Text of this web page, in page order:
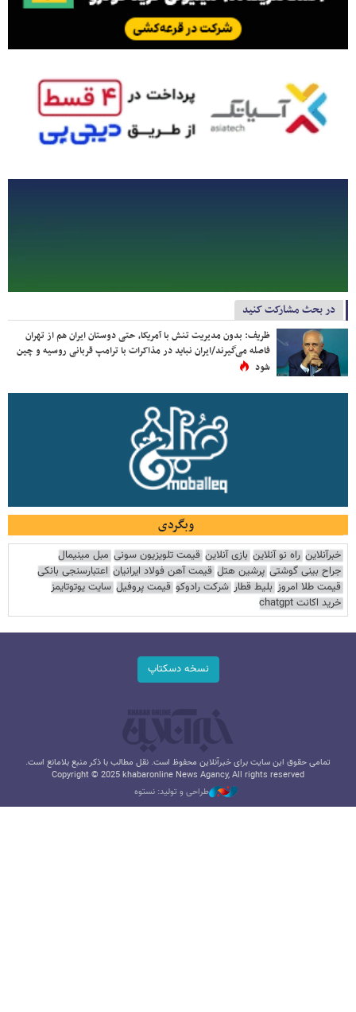
در بحث مشارکت کنید
ظریف: بدون مدیریت تنش با آمریکا، حتی دوستان ایران هم از تهران
فاصله می‌گیرند/ایران نباید در مذاکرات با ترامپ قربانی روسیه و چین
شود
وبگردی
خبرآنلاین راه نو آنلاین بازی آنلاین قیمت تلویزیون سونی مبل مینیمال
جراح بینی گوشتی پرشین هتل قیمت آهن فولاد ایرانیان اعتبارسنجی بانکی
قیمت طلا امروز بلیط قطار شرکت رادوکو قیمت پروفیل سایت یوتوتایمز
خرید اکانت chatgpt
نسخه دسکتاپ
تمامی حقوق این سایت برای خبرآنلاین محفوظ است. نقل مطالب با ذکر منبع بلامانع است.
Copyright © 2025 khabaronline News Agancy, All rights reserved
طراحی و تولید: نستوه